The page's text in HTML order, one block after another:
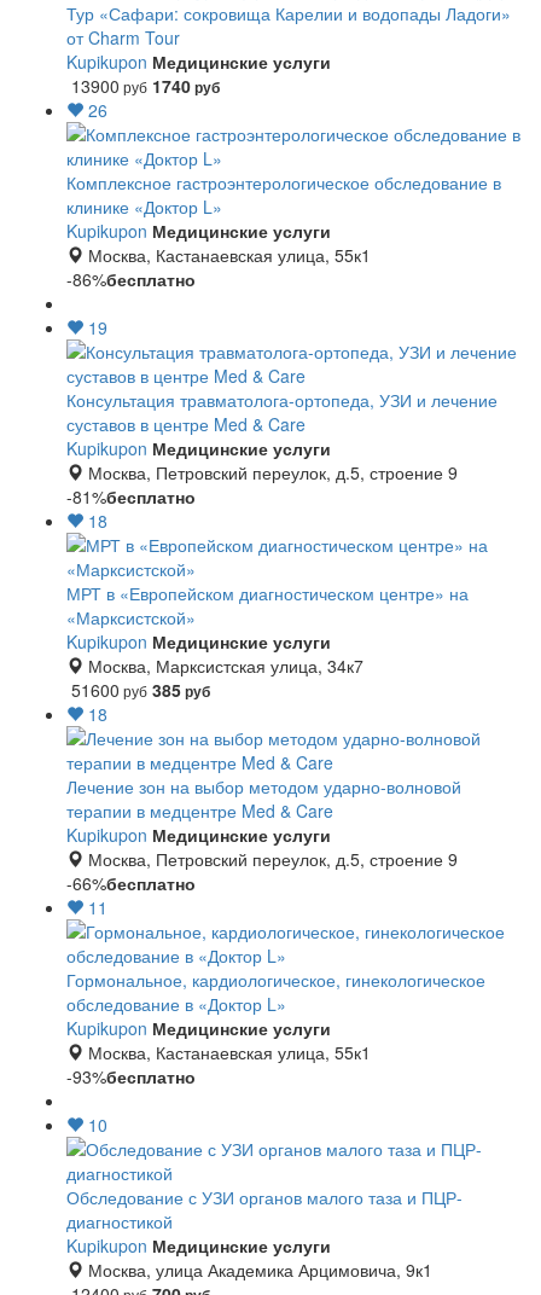
Тур «Сафари: сокровища Карелии и водопады Ладоги»
от Charm Tour
Kupikupon Медицинские услуги
13900 руб 1740руб
26
Комплексное гастроэнтерологическое обследование в
клинике «Доктор L»
Kupikupon Медицинские услуги
Москва, Кастанаевская улица, 55к1
-86%бесплатно
19
Консультация травматолога-ортопеда, УЗИ и лечение
суставов в центре Med & Care
Kupikupon Медицинские услуги
Москва, Петровский переулок, д.5, строение 9
-81%бесплатно
18
МРТ в «Европейском диагностическом центре» на
«Марксистской»
Kupikupon Медицинские услуги
Москва, Марксистская улица, 34к7
51600 руб 385руб
18
Лечение зон на выбор методом ударно-волновой
терапии в медцентре Med & Care
Kupikupon Медицинские услуги
Москва, Петровский переулок, д.5, строение 9
-66%бесплатно
11
Гормональное, кардиологическое, гинекологическое
обследование в «Доктор L»
Kupikupon Медицинские услуги
Москва, Кастанаевская улица, 55к1
-93%бесплатно
10
Обследование с УЗИ органов малого таза и ПЦР-
диагностикой
Kupikupon Медицинские услуги
Москва, улица Академика Арцимовича, 9к1